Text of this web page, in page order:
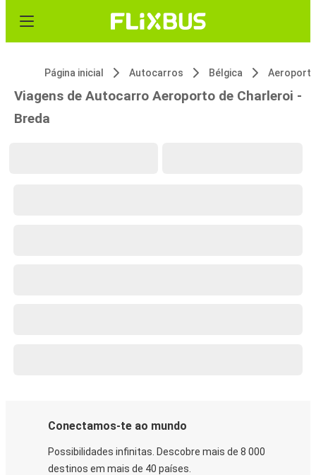
Página inicial Autocarros Bélgica
Viagens de Autocarro Aeroporto de Charleroi -
Breda
Conectamos-te ao mundo
Possibilidades infinitas. Descobre mais de 8 000
destinos em mais de 40 países.